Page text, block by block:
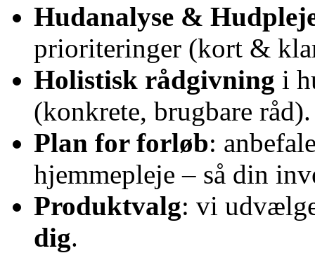
Hudanalyse &
prioriteringer (kort &
Holistisk rådgivning i
(konkrete, brugbare råd).
Plan for forløb:
hjemmepleje – så din
Produktvalg: vi
dig.